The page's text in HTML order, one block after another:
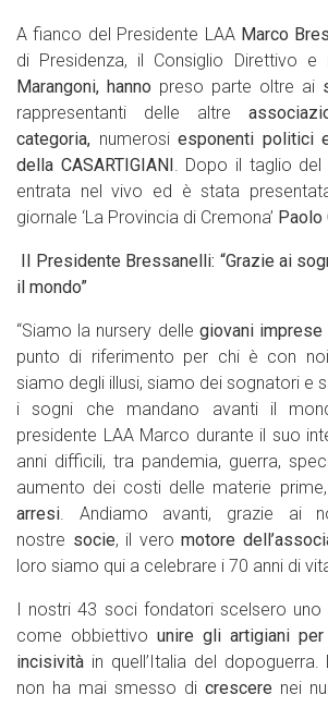
A fianco del Presidente LAA Marco
di Presidenza, il Consiglio Direttivo e
Marangoni, hanno preso parte oltre ai
rappresentanti delle altre
categoria, numerosi esponenti politici
della CASARTIGIANI . Dopo il taglio
entrata nel vivo ed è stata
giornale ‘La Provincia di Cremona’ Paolo
Il Presidente Bressanelli: “Grazie ai
il mondo”
“Siamo la nursery delle giovani imprese
punto di riferimento per chi è con
siamo degli illusi, siamo dei sognatori e
i sogni che mandano avanti il
presidente LAA Marco durante il suo
anni difficili, tra pandemia, guerra,
aumento dei costi delle materie prime,
arresi . Andiamo avanti, grazie ai
nostre socie, il veromotore
loro siamo qui a celebrare i 70 anni di
I nostri 43 soci fondatori scelsero
come obbiettivo unire gli artigiani
incisività in quell’Italia del
non ha mai smesso di crescere nei